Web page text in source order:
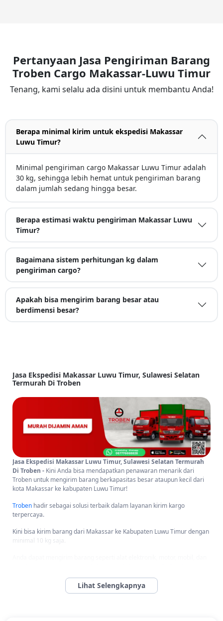
Pertanyaan Jasa Pengiriman Barang
Troben Cargo Makassar-Luwu Timur
Tenang, kami selalu ada disini untuk membantu Anda!
Berapa minimal kirim untuk ekspedisi Makassar
Luwu Timur?
Minimal pengiriman cargo Makassar Luwu Timur adalah
30 kg, sehingga lebih hemat untuk pengiriman barang
dalam jumlah sedang hingga besar.
Berapa estimasi waktu pengiriman Makassar Luwu
Timur?
Bagaimana sistem perhitungan kg dalam
pengiriman cargo?
Apakah bisa mengirim barang besar atau
berdimensi besar?
Jasa Ekspedisi Makassar Luwu Timur, Sulawesi Selatan
Termurah Di Troben
Jasa Ekspedisi Makassar Luwu Timur, Sulawesi Selatan Termurah
Di Troben - Kini Anda bisa mendapatkan penawaran menarik dari
Troben untuk mengirim barang berkapasitas besar ataupun kecil dari
kota Makassar ke kabupaten Luwu Timur!
Troben hadir sebagai solusi terbaik dalam layanan kirim kargo
terpercaya.
Kini bisa kirim barang dari Makassar ke Kabupaten Luwu Timur dengan
minimal 10 kg saja.
Karena kami menggunakan asuransi.